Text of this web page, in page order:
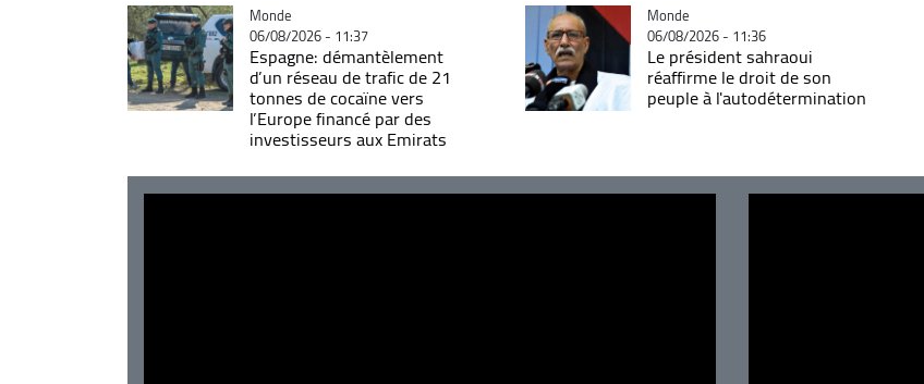
Catégorie
Monde
06/08/2026 - 11:37
Espagne: démantèlement
d’un réseau de trafic de 21
tonnes de cocaïne vers
l’Europe financé par des
investisseurs aux Emirats
Catégorie
Monde
06/08/2026 - 11:36
Le président sahraoui
réaffirme le droit de son
peuple à l'autodétermination